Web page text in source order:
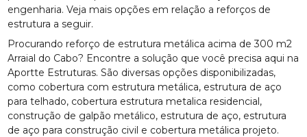
engenharia. Veja mais opções em relação a reforços de
estrutura a seguir.
Procurando reforço de estrutura metálica acima de 300 m2
Arraial do Cabo? Encontre a solução que você precisa aqui na
Aportte Estruturas. São diversas opções disponibilizadas,
como cobertura com estrutura metálica, estrutura de aço
para telhado, cobertura estrutura metalica residencial,
construção de galpão metálico, estrutura de aço, estrutura
de aço para construção civil e cobertura metálica projeto.